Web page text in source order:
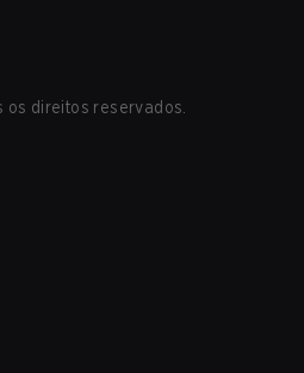
os direitos reservados.